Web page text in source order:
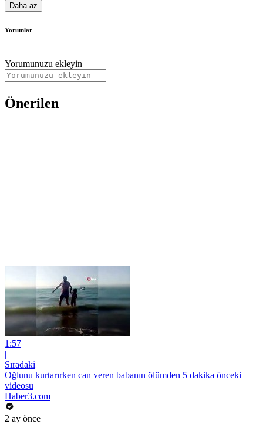
Daha az
Yorumlar
Yorumunuzu ekleyin
Önerilen
1:57
|
Sıradaki
Oğlunu kurtarırken can veren babanın ölümden 5 dakika önceki
videosu
Haber3.com
2 ay önce